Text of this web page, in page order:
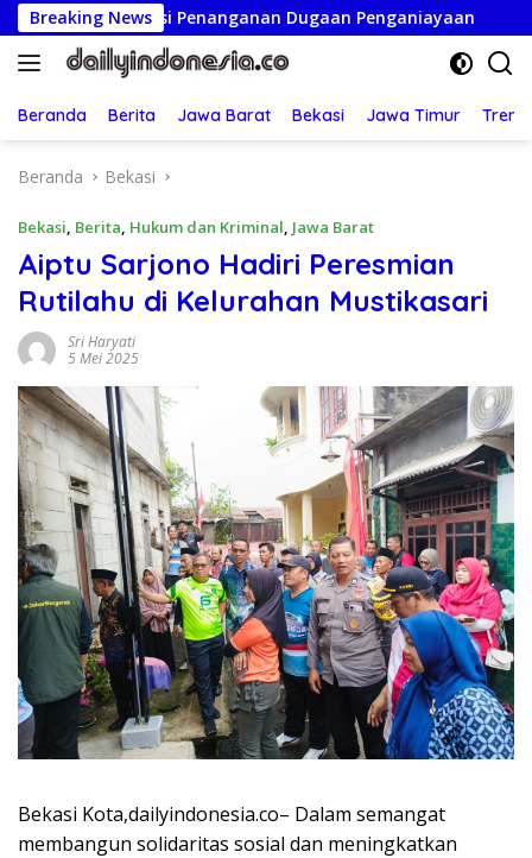
Langsung
ke
konten
Breaking News
Penanganan Dugaan Penganiayaan Ketua
Beranda Berita Jawa Barat Bekasi Jawa Timur
Beranda Bekasi
Bekasi, Berita, Hukum dan Kriminal, Jawa Barat
Aiptu Sarjono Hadiri Peresmian
Rutilahu di Kelurahan Mustikasari
Sri Haryati
5 Mei 2025
Bekasi Kota,dailyindonesia.co– Dalam semangat
membangun solidaritas sosial dan meningkatkan